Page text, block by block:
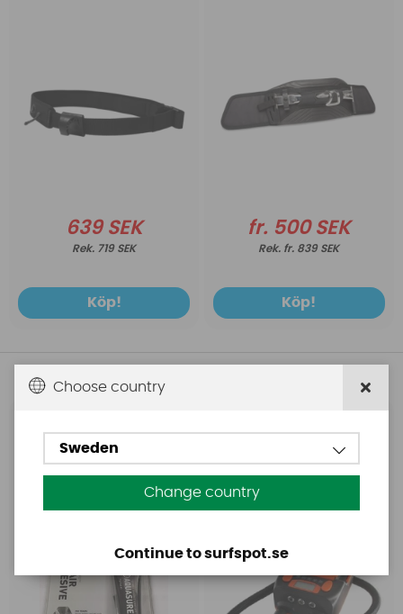
639 SEK
719 SEK
Köp!
fr. 500 SEK
fr. 839 SEK
Köp!
Andra köpte även
Aquasure
Aquasure FD
Base
Base Rechargeable
SUP Pump
Choose country
Sweden
Change country
Continue to surfspot.se